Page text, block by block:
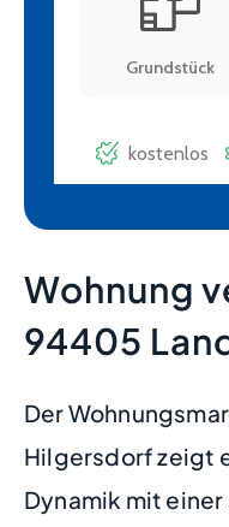
Wohnung
94405
Der
Hilgersdorf zeigt
Dynamik mit